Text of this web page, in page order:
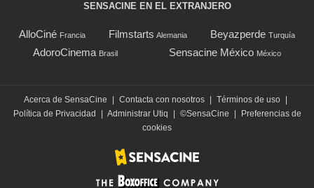
SENSACINE EN EL EXTRANJERO
AlloCiné Francia Filmstarts Alemania Beyazperde Turquía
AdoroCinema Brasil Sensacine México México
Acerca de SensaCine Contacta con nosotros Términos de uso
Política de Privacidad
Administrar Utiq ©SensaCine
Preferencias de
cookies